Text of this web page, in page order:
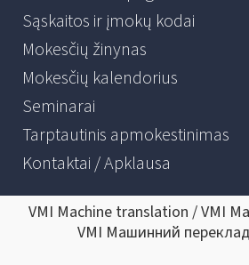
Sąskaitos ir įmokų kodai
Mokesčių žinynas
Mokesčių kalendorius
Seminarai
Tarptautinis apmokestinimas
Kontaktai / Apklausa
VMI Machine translation / VMI
VMI Машинний